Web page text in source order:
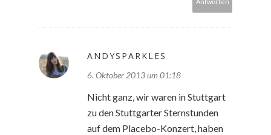
Antworten
ANDYSPARKLES
6. Oktober 2013 um 01:18
Nicht ganz, wir waren in Stuttgart
zu den Stuttgarter Sternstunden
auf dem Placebo-Konzert, haben